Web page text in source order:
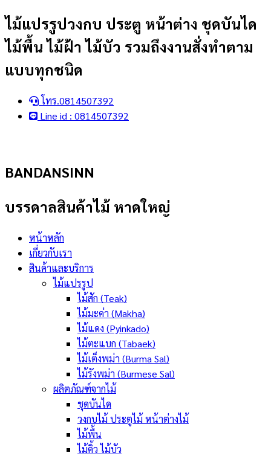
Skip
content
ไม้แปรรูปวงกบ ประตู หน้าต่าง ชุดบันได
ไม้พื้น ไม้ฝ้า ไม้บัว รวมถึงงานสั่งทำตาม
แบบทุกชนิด
โทร.0814507392
Line id : 0814507392
BANDANSINN
บรรดาลสินค้าไม้ หาดใหญ่
หน้าหลัก
เกี่ยวกับเรา
สินค้าและบริการ
ไม้แปรรูป
ไม้สัก (Teak)
ไม้มะค่า (Makha)
ไม้แดง (Pyinkado)
ไม้ตะแบก (Tabaek)
ไม้เต็งพม่า (Burma Sal)
ไม้รังพม่า (Burmese Sal)
ผลิตภัณฑ์จากไม้
ชุดบันได
วงกบไม้ ประตูไม้ หน้าต่างไม้
ไม้พื้น
ไม้คิ้ว ไม้บัว